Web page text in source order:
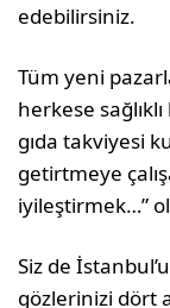
edebilirsiniz.
Tüm yeni
herkese
gıda takviyesi
getirtmeye
iyileştirmek…”
Siz de
gözlerinizi dört